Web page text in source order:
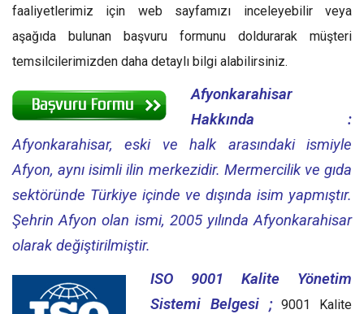
faaliyetlerimiz için web sayfamızı inceleyebilir veya
aşağıda bulunan başvuru formunu doldurarak müşteri
temsilcilerimizden daha detaylı bilgi alabilirsiniz.
Afyonkarahisar
Hakkında :
Afyonkarahisar, eski ve halk arasındaki ismiyle
Afyon, aynı isimli ilin merkezidir. Mermercilik ve gıda
sektöründe Türkiye içinde ve dışında isim yapmıştır.
Şehrin Afyon olan ismi, 2005 yılında Afyonkarahisar
olarak değiştirilmiştir.
ISO 9001 Kalite Yönetim
Sistemi Belgesi ;9001 Kalite